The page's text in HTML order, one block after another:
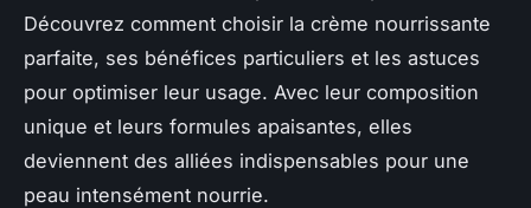
Découvrez comment choisir la crème nourrissante
parfaite, ses bénéfices particuliers et les astuces
pour optimiser leur usage. Avec leur composition
unique et leurs formules apaisantes, elles
deviennent des alliées indispensables pour une
peau intensément nourrie.